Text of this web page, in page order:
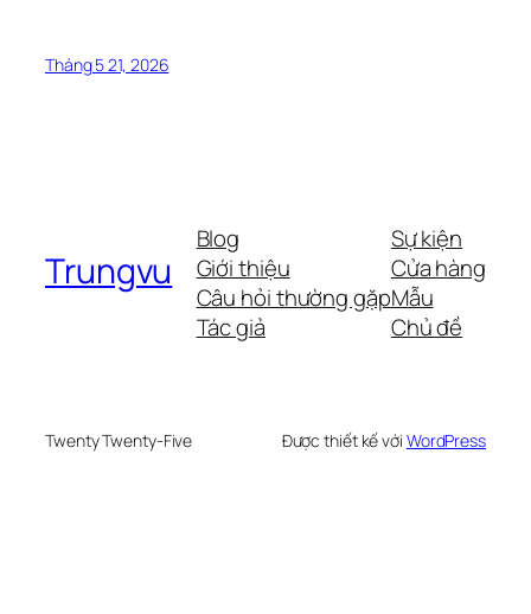
Tháng 5 21, 2026
Trungvu
Blog
Giới thiệu
Câu hỏi thường gặp
Tác giả
Sự kiện
Cửa hàng
Mẫu
Chủ đề
Twenty Twenty-Five Được thiết kế với WordPress